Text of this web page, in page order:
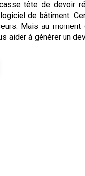
tête de devoir
de bâtiment.
Mais au
aider à générer un